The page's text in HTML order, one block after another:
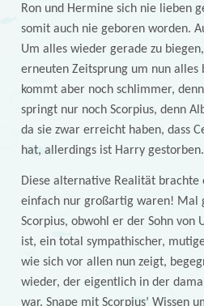
Ron und Hermine sich nie lieben
somit auch nie geboren worden.
Um alles wieder gerade zu
erneuten Zeitsprung um nun alles
kommt aber noch schlimmer,
springt nur noch Scorpius, denn
da sie zwar erreicht haben, dass
hat, allerdings ist Harry gestorben.
Diese alternative Realität brachte
einfach nur großartig waren! Mal
Scorpius, obwohl er der Sohn von
ist, ein total sympathischer,
wie sich vor allen nun zeigt,
wieder, der eigentlich in der
war. Snape mit Scorpius’ Wissen